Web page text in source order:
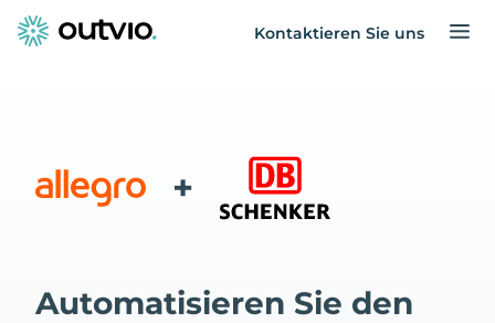
Kontaktieren Sie uns
+
Automatisieren Sie den